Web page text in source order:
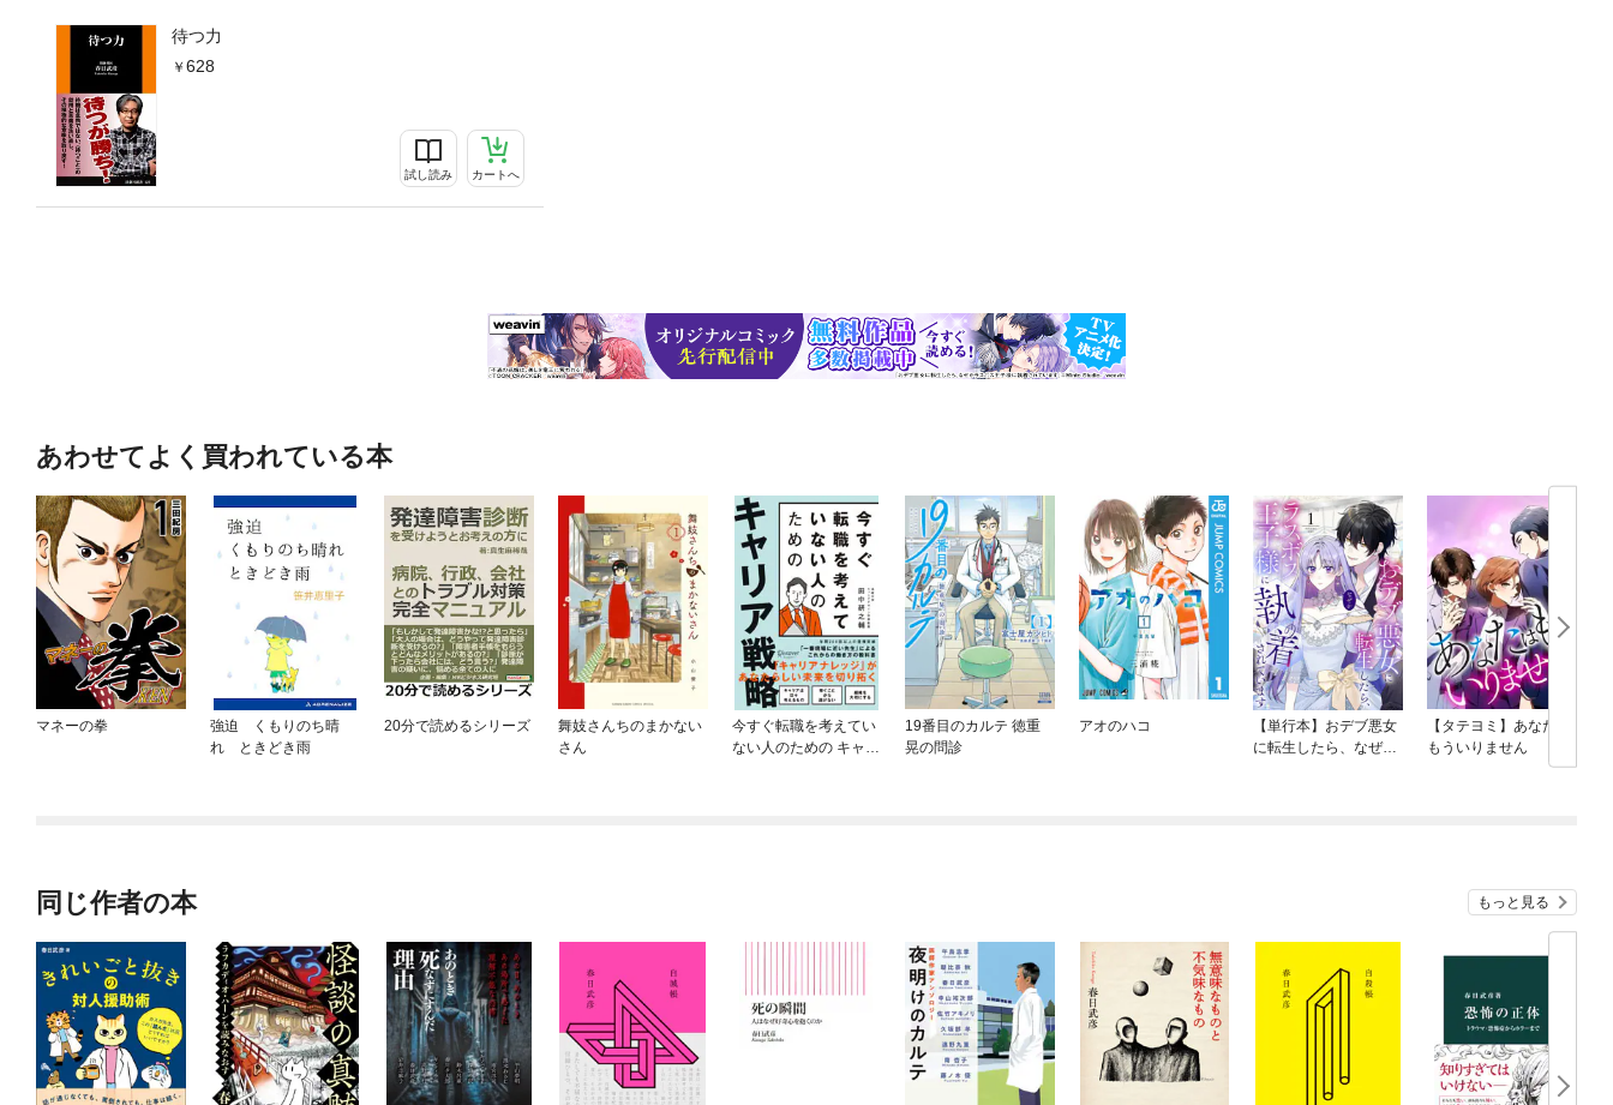
待つ力
628
試し読み カートへ
あわせてよく買われている本
マネーの拳
強迫 くもりのち晴
れ ときどき雨
20分で読めるシリーズ
舞妓さんちのまかない
さん
今すぐ転職を考えてい
ない人のための キャリ
19番目のカルテ 徳重
晃の問診
アオのハコ
【単行本】おデブ悪女
に転生したら、なぜか
【タテヨミ】あなたは
もういりません
同じ作者の本 もっと見る